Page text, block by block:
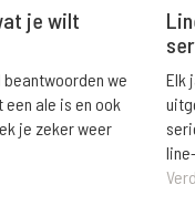
je wilt
we
ale is en ook
je zeker weer
Elk